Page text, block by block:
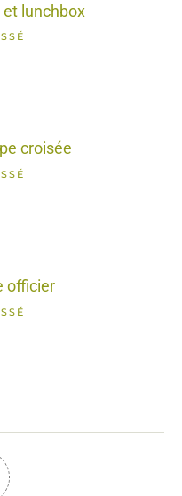
lunchbox
croisée
officier